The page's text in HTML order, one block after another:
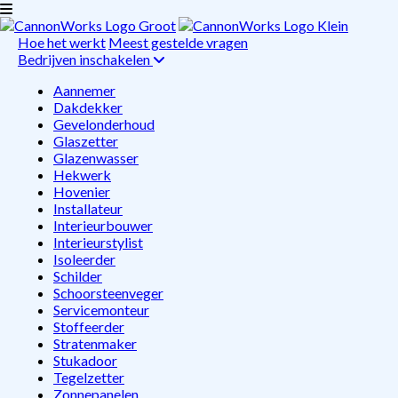
Hoe het werkt Meest gestelde vragen
Bedrijven inschakelen
Aannemer
Dakdekker
Gevelonderhoud
Glaszetter
Glazenwasser
Hekwerk
Hovenier
Installateur
Interieurbouwer
Interieurstylist
Isoleerder
Schilder
Schoorsteenveger
Servicemonteur
Stoffeerder
Stratenmaker
Stukadoor
Tegelzetter
Zonnepanelen